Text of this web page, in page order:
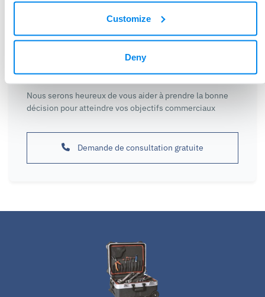
Customize
Deny
Besoin d'aide pour trouver une machine ?
Nous serons heureux de vous aider à prendre la bonne
décision pour atteindre vos objectifs commerciaux
Demande de consultation gratuite